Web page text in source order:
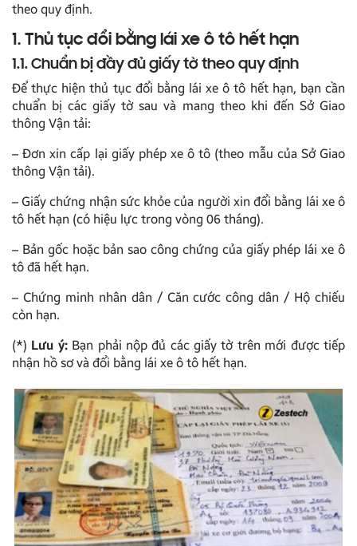
theo quy định.
1. Thủ tục đổi bằng lái xe ô tô hết hạn
1.1. Chuẩn bị đầy đủ giấy tờ theo quy định
Để thực hiện thủ tục đổi bằng lái xe ô tô hết hạn, bạn cần
chuẩn bị các giấy tờ sau và mang theo khi đến Sở Giao
thông Vận tải:
– Đơn xin cấp lại giấy phép xe ô tô (theo mẫu của Sở Giao
thông Vận tải).
– Giấy chứng nhận sức khỏe của người xin đổi bằng lái xe ô
tô hết hạn (có hiệu lực trong vòng 06 tháng).
– Bản gốc hoặc bản sao công chứng của giấy phép lái xe ô
tô đã hết hạn.
– Chứng minh nhân dân / Căn cước công dân / Hộ chiếu
còn hạn.
(*) Lưu ý:Bạn phải nộp đủ các giấy tờ trên mới được tiếp
nhận hồ sơ và đổi bằng lái xe ô tô hết hạn.